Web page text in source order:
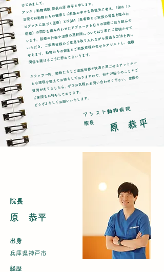
はじめまして。
アシスト動物病院 院長の原 恭平と申します。
当院では動物たちの健康とご家族の幸せを最優先に考え、EBM（エ
ビデンスに基づく医療）とNBM（患者様とご家族の背景を鑑みた
医療）の両方を組み合わせたアプローチを日々の診療に取り組んで
います。診療の計画や治療の選択肢については丁寧にご説明させて
いただき、ご家族皆様のご意見を取り入れながら最適な方法を共に
考えます。動物たちの健康とご家族皆様の幸せをアシストし、信頼
関係を築けるように努めてまいります。
スタッフ一同、動物たちとご家族皆様が快適に過ごせるアットホー
ムな環境を整えてお待ちしておりますので、何かお困りのことやご
質問がありましたら、ぜひお気軽にお問い合わせください。皆様の
ご来院をお待ちしております。
どうぞよろしくお願いいたします。
アシスト動物病院
​院長 原 恭平
院長
原 恭平
出身
兵庫県神戸市
経歴